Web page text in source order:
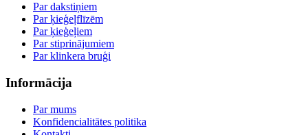
Par dakstiņiem
Par ķieģeļflīzēm
Par ķieģeļiem
Par stiprinājumiem
Par klinkera bruģi
Informācija
Par mums
Konfidencialitātes politika